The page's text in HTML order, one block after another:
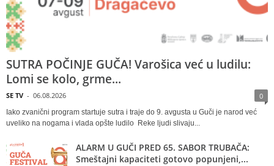
SUTRA POČINJE GUČA! Varošica već u ludilu:
Lomi se kolo, grme...
SE TV - 06.08.2026 0
Iako zvanični program startuje sutra i traje do 9. avgusta u Guči je narod već
uveliko na nogama i vlada opšte ludilo Reke ljudi slivaju...
ALARM U GUČI PRED 65. SABOR TRUBAČA:
Smeštajni kapaciteti gotovo popunjeni,...